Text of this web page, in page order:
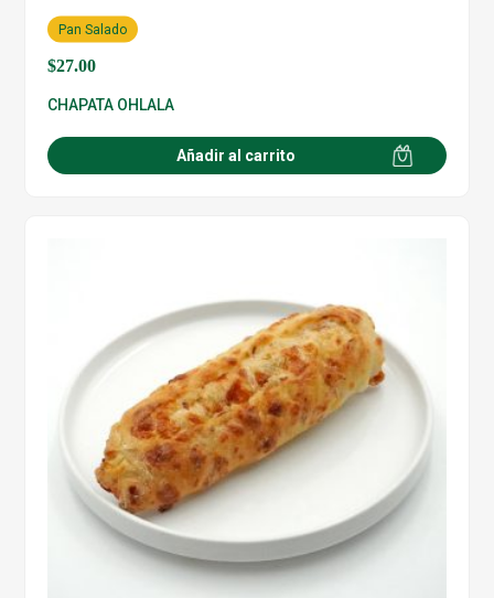
$27.00
Pan Salado
CHAPATA OHLALA
Añadir al carrito